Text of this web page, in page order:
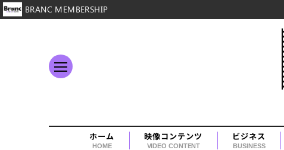
ホーム
HOME
映像コンテンツ
VIDEO CONTENT
ビジネス
BUSINESS
BRANC MEMBERSHIP